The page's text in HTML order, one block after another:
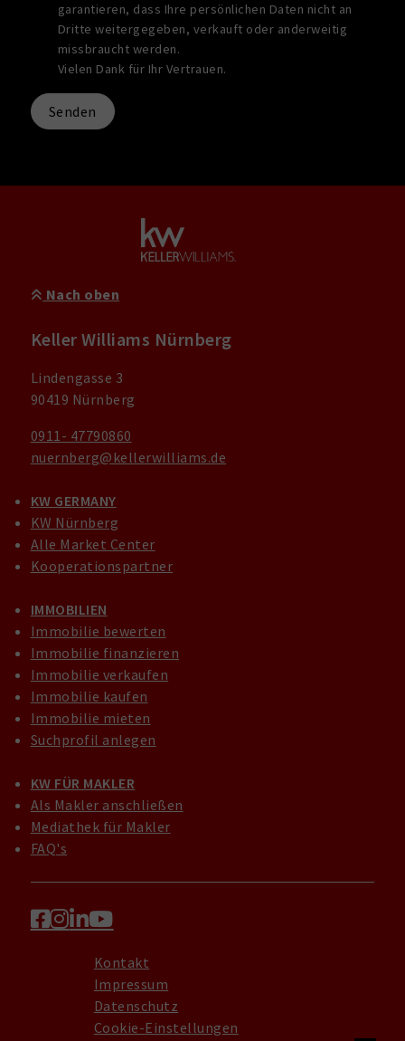
garantieren, dass Ihre persönlichen Daten nicht an
Dritte weitergegeben, verkauft oder anderweitig
missbraucht werden.
Vielen Dank für Ihr Vertrauen.
Senden
Nach oben
Keller Williams Nürnberg
Lindengasse 3
90419 Nürnberg
0911- 47790860
nuernberg@kellerwilliams.de
KW GERMANY
KW Nürnberg
Alle Market Center
Kooperationspartner
IMMOBILIEN
Immobilie bewerten
Immobilie finanzieren
Immobilie verkaufen
Immobilie kaufen
Immobilie mieten
Suchprofil anlegen
KW FÜR MAKLER
Als Makler anschließen
Mediathek für Makler
FAQ's
Kontakt
Impressum
Datenschutz
Cookie-Einstellungen